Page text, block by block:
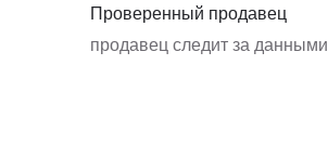
Проверенный продавец
продавец следит за данными